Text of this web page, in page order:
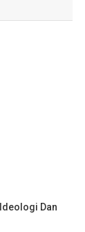
Dan